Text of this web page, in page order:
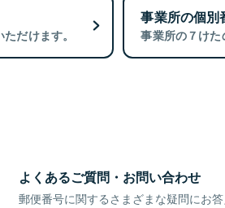
だけます。
事業所の個別
事業所の７けた
よくあるご質問・お問い合わせ
郵便番号に関するさまざまな疑問にお答